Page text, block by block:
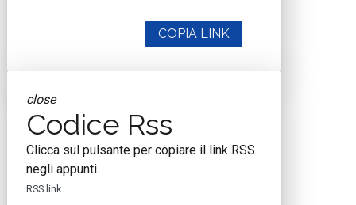
COPIA LINK
close
Codice Rss
Clicca sul pulsante per copiare il link RSS
negli appunti.
RSS link